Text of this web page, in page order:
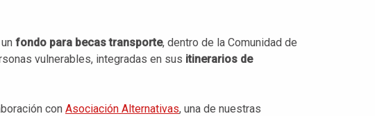
fondo para becas transporte, dentro de la Comunidad de
vulnerables, integradas en sus itinerarios de
con Asociación Alternativas, una de nuestras